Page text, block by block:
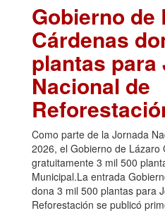
Gobierno de
Cárdenas
plantas para
Nacional de
Como parte de la Jornada
2026, el Gobierno de Lázaro
gratuitamente 3 mil 500
Municipal.La entrada
dona 3 mil 500 plantas para
Reforestación se publicó